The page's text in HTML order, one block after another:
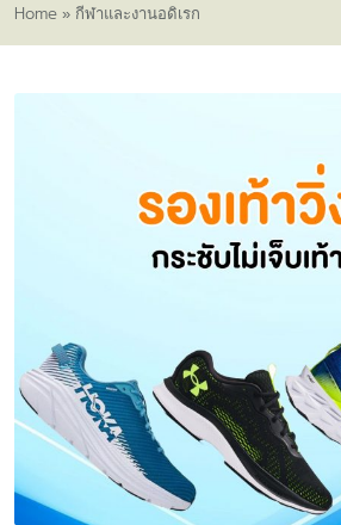
Home » กีฬาและงานอดิเรก